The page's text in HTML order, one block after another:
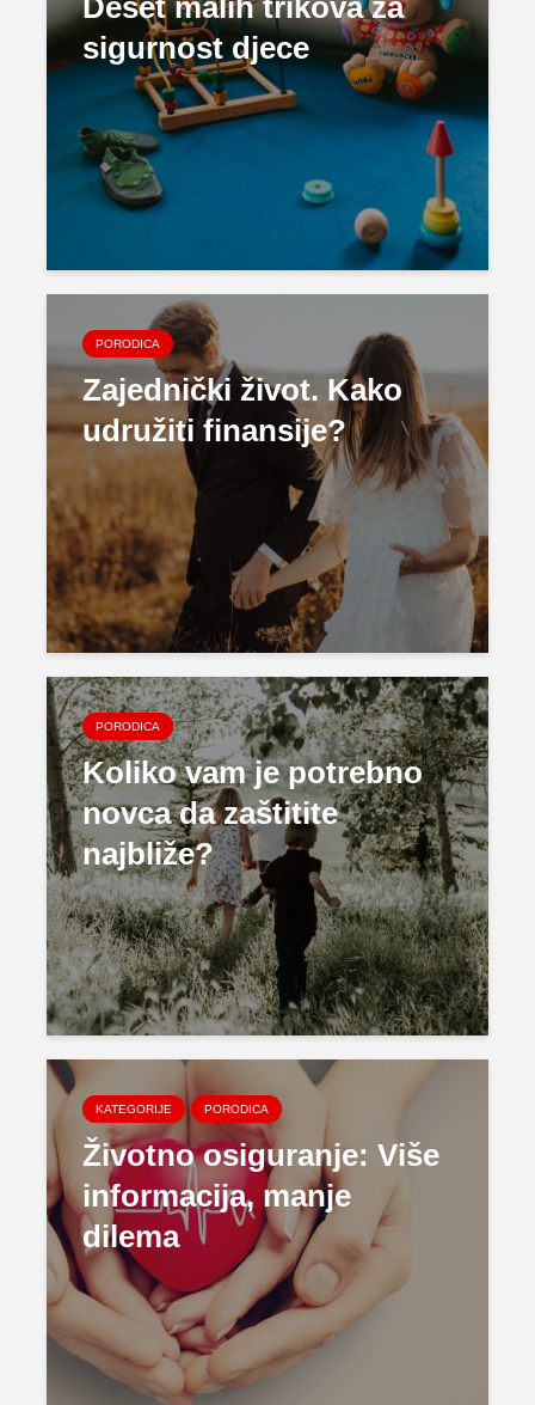
Deset malih trikova za
sigurnost djece
PORODICA
Zajednički život. Kako
udružiti finansije?
PORODICA
Koliko vam je potrebno
novca da zaštitite
najbliže?
KATEGORIJE PORODICA
Životno osiguranje: Više
informacija, manje
dilema